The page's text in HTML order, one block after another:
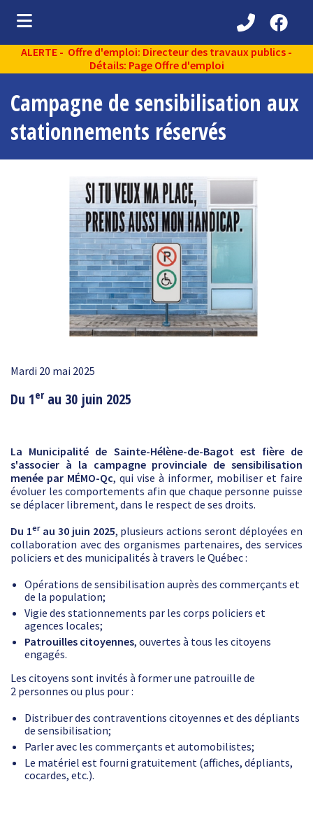
(Découvrir )
(Services aux citoyens )
(Partenaires )
(Environnement )
ALERTE - Offre d'emploi: Directeur des travaux publics -
Détails: Page Offre d'emploi
Campagne de sensibilisation aux
stationnements réservés
Mardi 20 mai 2025
Du 1erau 30 juin 2025
La Municipalité de Sainte-Hélène-de-Bagot est fière de
s'associer à la campagne provinciale de sensibilisation
menée par MÉMO-Qc, qui vise à informer, mobiliser et faire
évoluer les comportements afin que chaque personne puisse
se déplacer librement, dans le respect de ses droits.
Du 1erau 30 juin 2025, plusieurs actions seront déployées en
collaboration avec des organismes partenaires, des services
policiers et des municipalités à travers le Québec :
Opérations de sensibilisation auprès des commerçants et
de la population;
Vigie des stationnements par les corps policiers et
agences locales;
Patrouilles citoyennes, ouvertes à tous les citoyens
engagés.
Les citoyens sont invités à former une patrouille de
2 personnes ou plus pour :
Distribuer des contraventions citoyennes et des dépliants
de sensibilisation;
Parler avec les commerçants et automobilistes;
Le matériel est fourni gratuitement (affiches, dépliants,
cocardes, etc.).